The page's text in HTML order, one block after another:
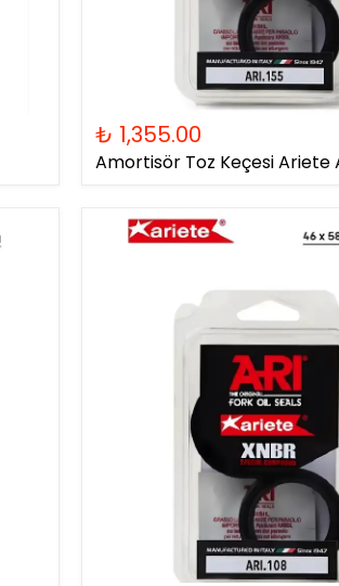
₺ 1,355.00
Amortisör Toz Keçesi Ariete